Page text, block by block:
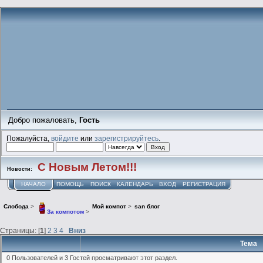
Добро пожаловать, Гость
Пожалуйста,войдите илизарегистрируйтесь
Новости: С Новым Летом!!!
НАЧАЛО ПОМОЩЬ ПОИСК КАЛЕНДАРЬ ВХОД РЕГИСТРАЦИЯ
Слобода >
За компотом>
Мой компот> san блог
Страницы: [1] 2 3 4
Вниз
Тема
0 Пользователей и 3 Гостей просматривают этот раздел.